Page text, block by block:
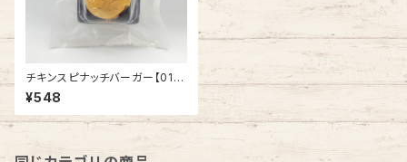
チキンスピナッチバーガー【010
079】
¥548